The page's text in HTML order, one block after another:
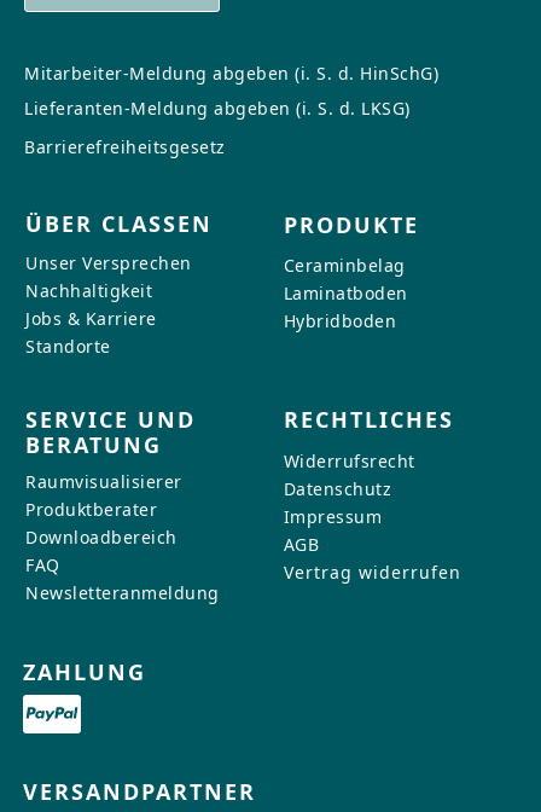
Mitarbeiter-Meldung abgeben (i. S. d. HinSchG)
Lieferanten-Meldung abgeben (i. S. d. LKSG)
Barrierefreiheitsgesetz
ÜBER CLASSEN
Unser Versprechen
Nachhaltigkeit
Jobs & Karriere
Standorte
PRODUKTE
Ceraminbelag
Laminatboden
Hybridboden
SERVICE UND
BERATUNG
Raumvisualisierer
Produktberater
Downloadbereich
FAQ
Newsletteranmeldung
RECHTLICHES
Widerrufsrecht
Datenschutz
Impressum
AGB
Vertrag widerrufen
ZAHLUNG
VERSANDPARTNER